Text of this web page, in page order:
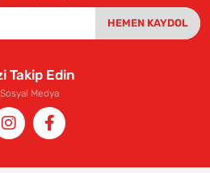
HEMEN KAYDOL
Takip Edin
Sosyal Medya